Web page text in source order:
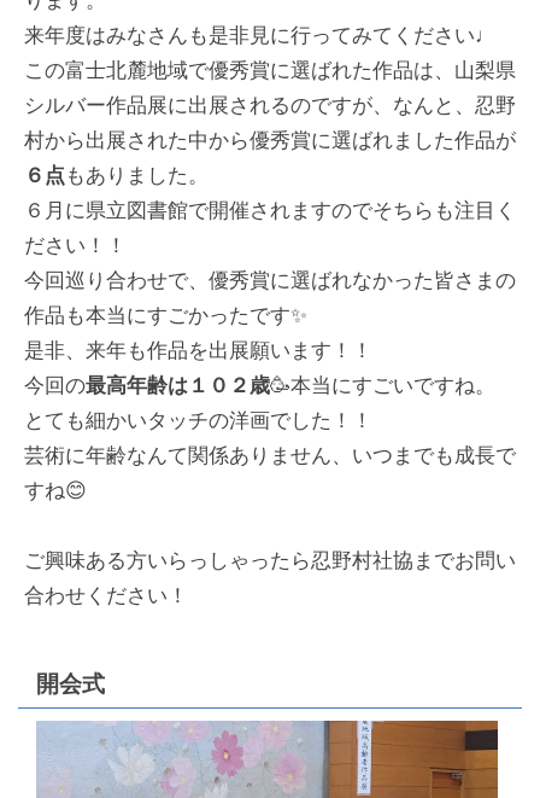
来年度はみなさんも是非見に行ってみてください♩
この富士北麓地域で優秀賞に選ばれた作品は、山梨県
シルバー作品展に出展されるのですが、なんと、忍野
村から出展された中から優秀賞に選ばれました作品が
６点もありました。
６月に県立図書館で開催されますのでそちらも注目く
ださい！！
今回巡り合わせで、優秀賞に選ばれなかった皆さまの
作品も本当にすごかったです✨
是非、来年も作品を出展願います！！
今回の最高年齢は１０２歳🥳本当にすごいですね。
とても細かいタッチの洋画でした！！
芸術に年齢なんて関係ありません、いつまでも成長で
すね😊
ご興味ある方いらっしゃったら忍野村社協までお問い
合わせください！
開会式